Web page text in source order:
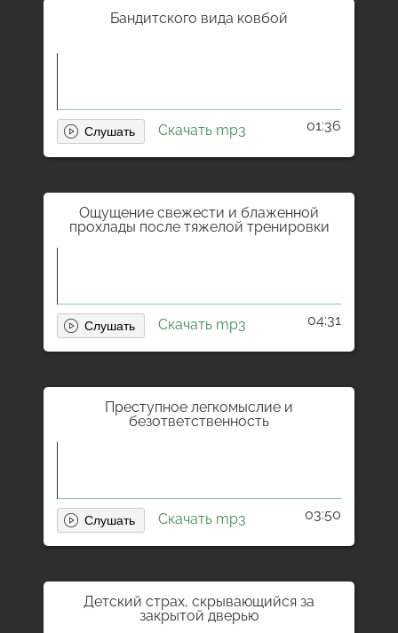
Бандитского вида ковбой
Скачать mp3 01:36
Ощущение свежести и блаженной
прохлады после тяжелой тренировки
Скачать mp3 04:31
Преступное легкомыслие и
безответственность
Скачать mp3 03:50
Детский страх, скрывающийся за
закрытой дверью